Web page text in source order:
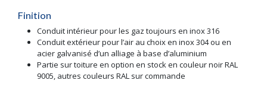
Finition
Conduit intérieur pour les gaz toujours en inox 316
Conduit extérieur pour l’air au choix en inox 304 ou en
acier galvanisé d’un alliage à base d’aluminium
Partie sur toiture en option en stock en couleur noir RAL
9005, autres couleurs RAL sur commande